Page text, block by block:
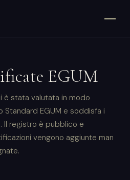
EGUM
è stata valutata in modo
EGUM e soddisfa i
Il registro è pubblico e
vengono aggiunte man